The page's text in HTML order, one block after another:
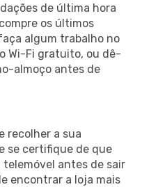
de última hora
os últimos
algum trabalho no
Wi-Fi gratuito, ou dê-
almoço antes de
recolher a sua
se certifique de que
antes de sair
encontrar a loja mais